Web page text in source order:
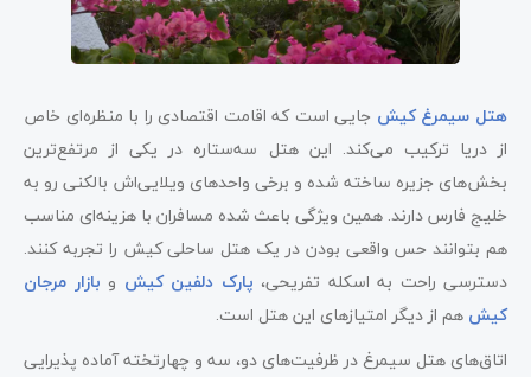
هتل سیمرغ کیش جایی است که اقامت اقتصادی را با منظره‌ای خاص
از دریا ترکیب می‌کند. این هتل سه‌ستاره در یکی از مرتفع‌ترین
بخش‌های جزیره ساخته شده و برخی واحدهای ویلایی‌اش بالکنی رو به
خلیج فارس دارند. همین ویژگی باعث شده مسافران با هزینه‌ای مناسب
هم بتوانند حس واقعی بودن در یک هتل ساحلی کیش را تجربه کنند.
دسترسی راحت به اسکله تفریحی، پارک دلفین‌ کیش و بازار مرجان
کیش هم از دیگر امتیازهای این هتل است.
اتاق‌های هتل سیمرغ در ظرفیت‌های دو، سه و چهارتخته آماده پذیرایی